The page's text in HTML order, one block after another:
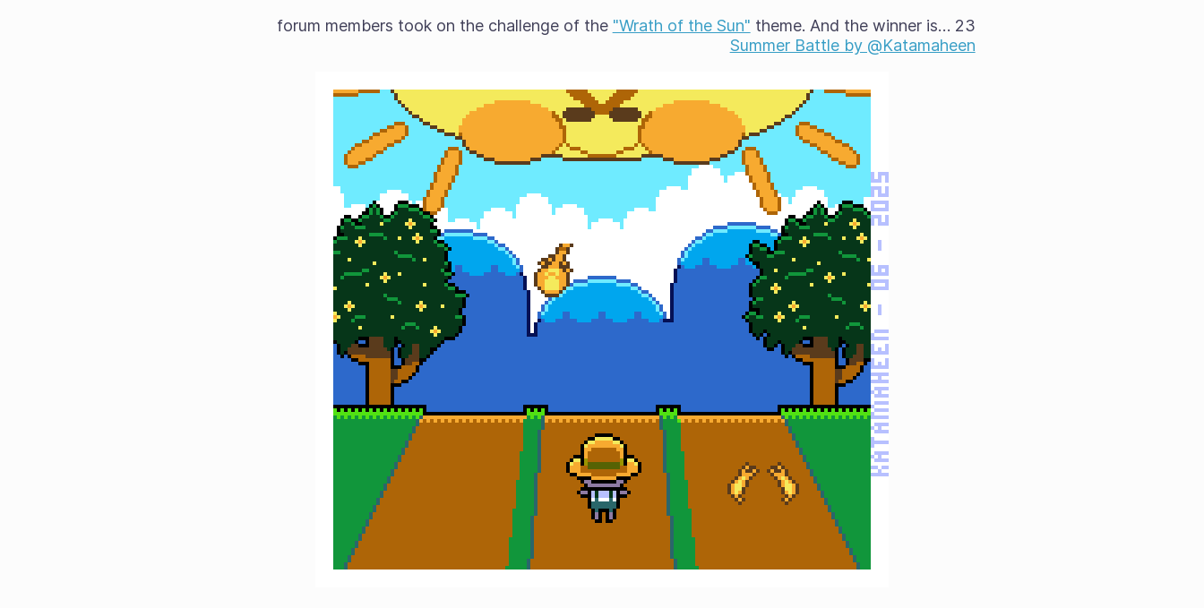
23 forum members took on the challenge of the
"Wrath of the Sun" theme. And the winner is…
Summer Battle by @Katamaheen